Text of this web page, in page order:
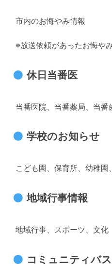
市内のお悔やみ情報
※放送依頼があったお悔やみ
休日当番医
当番医院、当番薬局、当番
学校のお知らせ
こども園、保育所、幼稚園
地域行事情報
地域行事、スポーツ、文化
コミュニティバ